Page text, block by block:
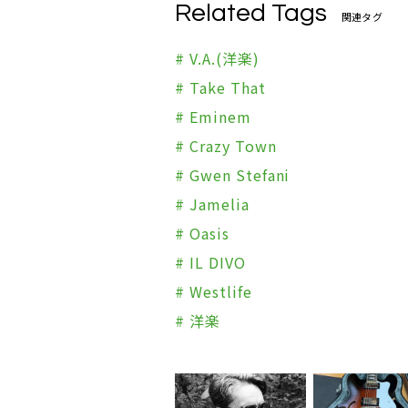
Related Tags 関連タグ
# V.A.(洋楽)
# Take That
# Eminem
# Crazy Town
# Gwen Stefani
# Jamelia
# Oasis
# IL DIVO
# Westlife
# 洋楽